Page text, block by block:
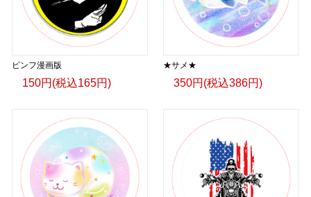
ピンフ漫画版
150円(税込165円)
★サメ★
350円(税込386円)